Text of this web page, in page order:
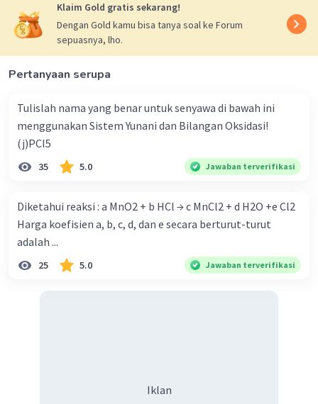
Klaim Gold gratis sekarang!
Dengan Gold kamu bisa tanya soal ke Forum
sepuasnya, lho.
Pertanyaan serupa
Tulislah nama yang benar untuk senyawa di bawah ini
menggunakan Sistem Yunani dan Bilangan Oksidasi!
(j)PCI5
35 5.0 Jawaban terverifikasi
Diketahui reaksi : a MnO2 + b HCl → c MnCl2 + d H2O +e Cl2
Harga koefisien a, b, c, d, dan e secara berturut-turut
adalah ...
25 5.0 Jawaban terverifikasi
Iklan